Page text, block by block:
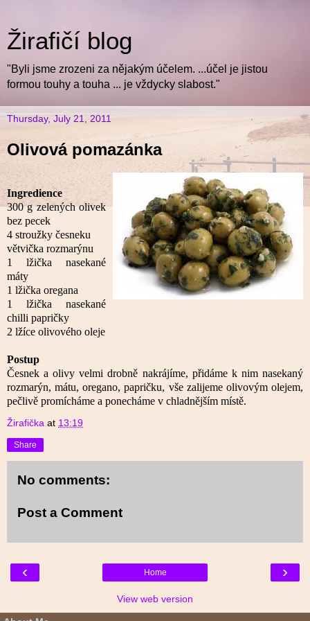
Žirafičí blog
"Byli jsme zrozeni za nějakým účelem. ...účel je jistou
formou touhy a touha ... je vždycky slabost."
Thursday, July 21, 2011
Olivová pomazánka
Ingredience
300 g zelených olivek
bez pecek
4 stroužky česneku
větvička rozmarýnu
1 lžička nasekané
máty
1 lžička oregana
1 lžička nasekané
chilli papričky
2 lžíce olivového oleje
Postup
Česnek a olivy velmi drobně nakrájíme, přidáme k nim nasekaný
rozmarýn, mátu, oregano, papričku, vše zalijeme olivovým olejem,
pečlivě promícháme a ponecháme v chladnějším místě.
Žirafička at 13:19
Share
No comments:
Post a Comment
‹ ›
Home
View web version